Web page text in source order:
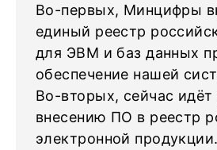
Во-первых, Минцифры
единый реестр
для ЭВМ и баз данных
обеспечение нашей
Во-вторых, сейчас идёт
внесению ПО в реестр
электронной